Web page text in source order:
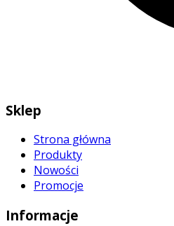
Sklep
Strona główna
Produkty
Nowości
Promocje
Informacje